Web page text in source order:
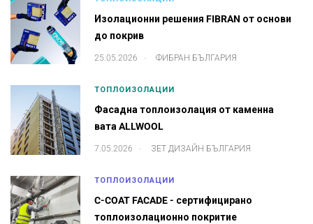
Изолационни решения FIBRAN от основи
до покрив
25.05.2026 ФИБРАН БЪЛГАРИЯ
ТОПЛОИЗОЛАЦИИ
Фасадна топлоизолация от каменна
вата ALLWOOL
7.05.2026 ЗЕТ ДИЗАЙН БЪЛГАРИЯ
ТОПЛОИЗОЛАЦИИ
C-COAT FACADE - сертифицирано
топлоизолационно покритие